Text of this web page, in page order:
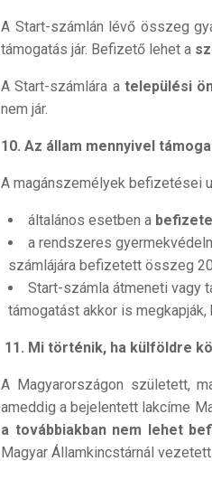
A Start-számlán lévő összeg
támogatás jár. Befizető lehet a
A Start-számlára atelepülési
nem jár.
10. Az állam mennyivel
A magánszemélyek befizetései
általános esetben a
a rendszeres
számlájára befizetett összeg
Start-számla átmeneti vagy
támogatást akkor is
11. Mi történik, ha külföldre
A Magyarországon született,
ameddig a bejelentett lakcíme
a továbbiakban nem lehet
Magyar Államkincstárnál